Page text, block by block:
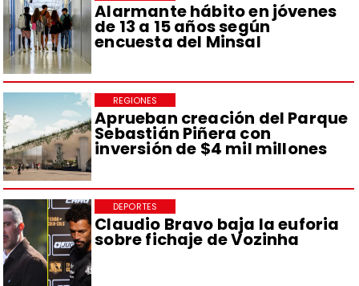
Alarmante hábito en jóvenes
de 13 a 15 años según
encuesta del Minsal
Aprueban creación del Parque
Sebastián Piñera con
inversión de $4 mil millones
REGIONES
Claudio Bravo baja la euforia
sobre fichaje de Vozinha
DEPORTES